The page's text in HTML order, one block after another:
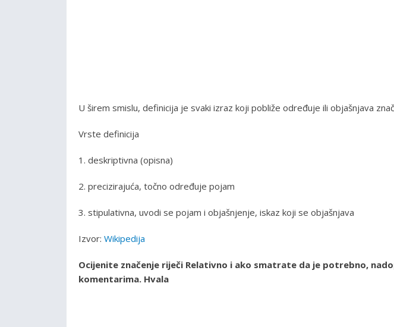
U širem smislu, definicija je svaki izraz koji pobliže određuje ili objašnjava
Vrste definicija
1. deskriptivna (opisna)
2. precizirajuća, točno određuje pojam
3. stipulativna, uvodi se pojam i objašnjenje, iskaz koji se objašnjava
Izvor: Wikipedija
Ocijenite značenje riječi Relativno i ako smatrate da je potrebno,
komentarima. Hvala